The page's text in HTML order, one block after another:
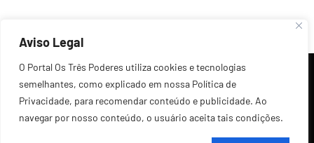
Aviso Legal
O Portal Os Três Poderes utiliza cookies e tecnologias
semelhantes, como explicado em nossa Política de
Privacidade, para recomendar conteúdo e publicidade. Ao
navegar por nosso conteúdo, o usuário aceita tais condições.
©2026 Todos os Direitos Reservados.